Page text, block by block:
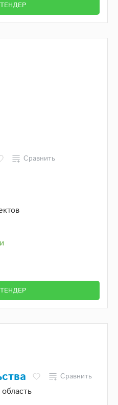
Сравнить
Сравнить